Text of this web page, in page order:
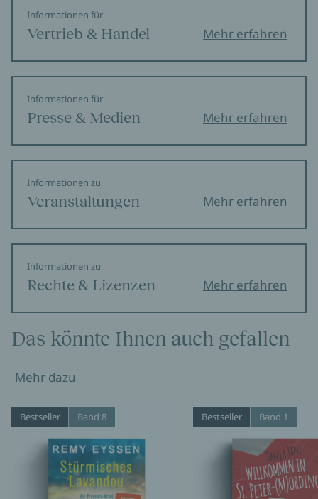
Informationen für
Vertrieb & Handel Mehr erfahren
Informationen für
Presse & Medien Mehr erfahren
Informationen zu
Veranstaltungen Mehr erfahren
Informationen zu
Rechte & Lizenzen Mehr erfahren
Das könnte Ihnen auch gefallen
Mehr dazu
Bestseller Band 8 Bestseller Band 1